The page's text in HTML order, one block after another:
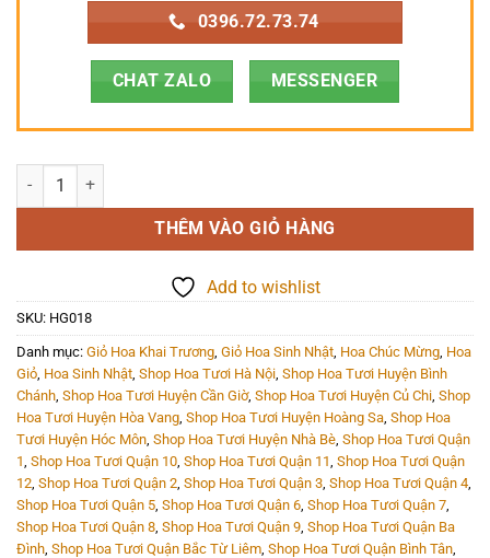
0396.72.73.74
CHAT ZALO MESSENGER
Hoa Giỏ - HG018 số lượng
THÊM VÀO GIỎ HÀNG
Add to wishlist
SKU: HG018
Danh mục: Giỏ Hoa Khai Trương Giỏ Hoa Sinh Nhật Hoa Chúc Mừng Hoa
Giỏ Hoa Sinh Nhật Shop Hoa Tươi Hà Nội Shop Hoa Tươi Huyện Bình
Chánh Shop Hoa Tươi Huyện Cần Giờ, Shop Hoa Tươi Huyện Củ Chi Shop
Hoa Tươi Huyện Hòa Vang Shop Hoa Tươi Huyện Hoàng Sa Shop Hoa
Tươi Huyện Hóc Môn Shop Hoa Tươi Huyện Nhà Bè Shop Hoa Tươi Quận
1 Shop Hoa Tươi Quận 10 Shop Hoa Tươi Quận 11 Shop Hoa Tươi Quận
12 Shop Hoa Tươi Quận 2 Shop Hoa Tươi Quận 3 Shop Hoa Tươi Quận 4
Shop Hoa Tươi Quận 5 Shop Hoa Tươi Quận 6 Shop Hoa Tươi Quận 7
Shop Hoa Tươi Quận 8 Shop Hoa Tươi Quận 9 Shop Hoa Tươi Quận Ba
Đình Shop Hoa Tươi Quận Bắc Từ Liêm Shop Hoa Tươi Quận Bình Tân